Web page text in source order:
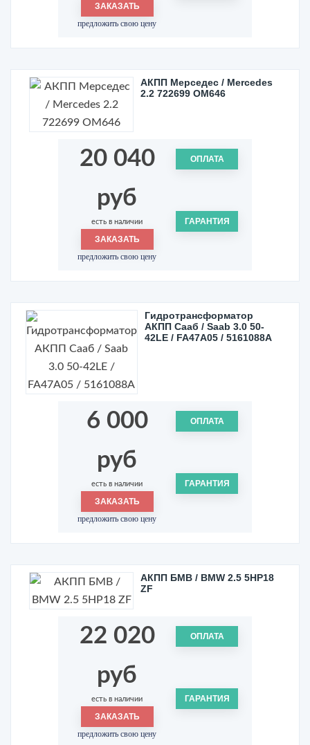
ЗАКАЗАТЬ
предложить свою цену
АКПП Мерседес / Mercedes
2.2 722699 OM646
20 040
руб
есть в наличии
ЗАКАЗАТЬ
предложить свою цену
ОПЛАТА
ГАРАНТИЯ
Гидротрансформатор
АКПП Сааб / Saab 3.0 50-
42LE / FA47A05 / 5161088A
6 000
руб
есть в наличии
ЗАКАЗАТЬ
предложить свою цену
ОПЛАТА
ГАРАНТИЯ
АКПП БМВ / BMW 2.5 5HP18
ZF
22 020
руб
есть в наличии
ЗАКАЗАТЬ
предложить свою цену
ОПЛАТА
ГАРАНТИЯ